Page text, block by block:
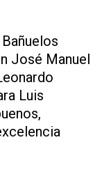
José Manuel
Luis